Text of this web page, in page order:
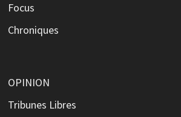
Focus
Chroniques
OPINION
Tribunes Libres